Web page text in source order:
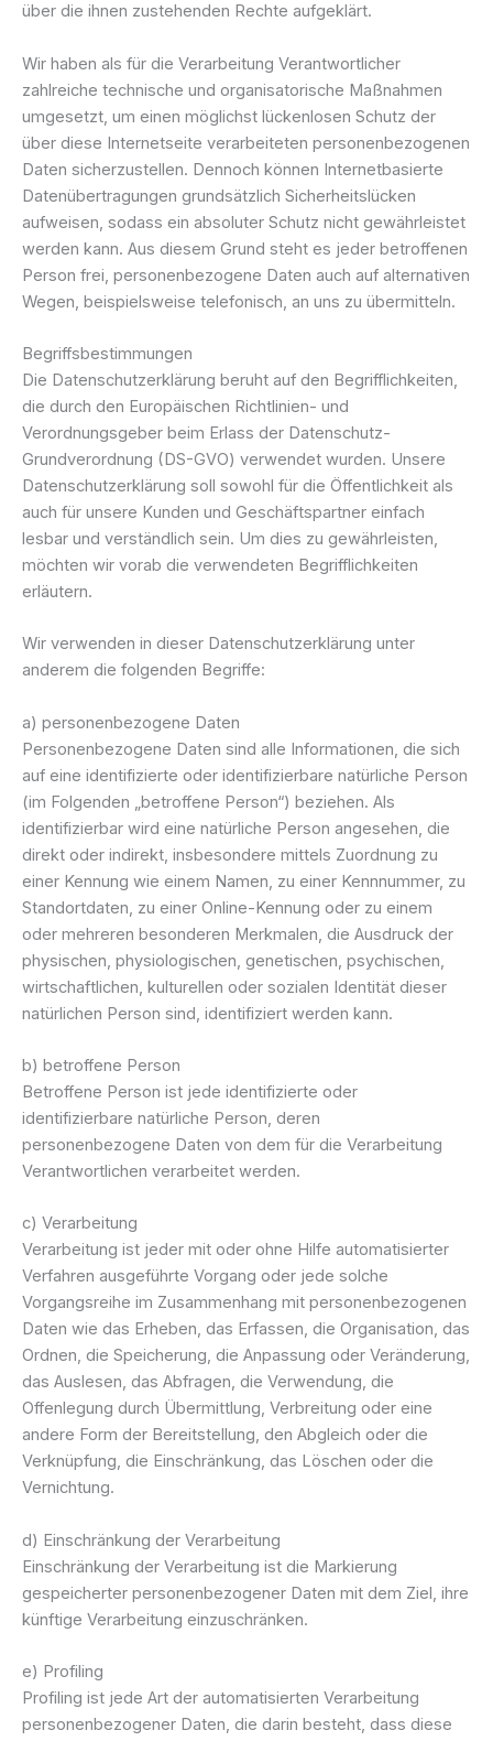
über die ihnen zustehenden Rechte aufgeklärt.
Wir haben als für die Verarbeitung Verantwortlicher
zahlreiche technische und organisatorische Maßnahmen
umgesetzt, um einen möglichst lückenlosen Schutz der
über diese Internetseite verarbeiteten personenbezogenen
Daten sicherzustellen. Dennoch können Internetbasierte
Datenübertragungen grundsätzlich Sicherheitslücken
aufweisen, sodass ein absoluter Schutz nicht gewährleistet
werden kann. Aus diesem Grund steht es jeder betroffenen
Person frei, personenbezogene Daten auch auf alternativen
Wegen, beispielsweise telefonisch, an uns zu übermitteln.
Begriffsbestimmungen
Die Datenschutzerklärung beruht auf den Begrifflichkeiten,
die durch den Europäischen Richtlinien- und
Verordnungsgeber beim Erlass der Datenschutz-
Grundverordnung (DS-GVO) verwendet wurden. Unsere
Datenschutzerklärung soll sowohl für die Öffentlichkeit als
auch für unsere Kunden und Geschäftspartner einfach
lesbar und verständlich sein. Um dies zu gewährleisten,
möchten wir vorab die verwendeten Begrifflichkeiten
erläutern.
Wir verwenden in dieser Datenschutzerklärung unter
anderem die folgenden Begriffe:
a) personenbezogene Daten
Personenbezogene Daten sind alle Informationen, die sich
auf eine identifizierte oder identifizierbare natürliche Person
(im Folgenden „betroffene Person“) beziehen. Als
identifizierbar wird eine natürliche Person angesehen, die
direkt oder indirekt, insbesondere mittels Zuordnung zu
einer Kennung wie einem Namen, zu einer Kennnummer, zu
Standortdaten, zu einer Online-Kennung oder zu einem
oder mehreren besonderen Merkmalen, die Ausdruck der
physischen, physiologischen, genetischen, psychischen,
wirtschaftlichen, kulturellen oder sozialen Identität dieser
natürlichen Person sind, identifiziert werden kann.
b) betroffene Person
Betroffene Person ist jede identifizierte oder
identifizierbare natürliche Person, deren
personenbezogene Daten von dem für die Verarbeitung
Verantwortlichen verarbeitet werden.
c) Verarbeitung
Verarbeitung ist jeder mit oder ohne Hilfe automatisierter
Verfahren ausgeführte Vorgang oder jede solche
Vorgangsreihe im Zusammenhang mit personenbezogenen
Daten wie das Erheben, das Erfassen, die Organisation, das
Ordnen, die Speicherung, die Anpassung oder Veränderung,
das Auslesen, das Abfragen, die Verwendung, die
Offenlegung durch Übermittlung, Verbreitung oder eine
andere Form der Bereitstellung, den Abgleich oder die
Verknüpfung, die Einschränkung, das Löschen oder die
Vernichtung.
d) Einschränkung der Verarbeitung
Einschränkung der Verarbeitung ist die Markierung
gespeicherter personenbezogener Daten mit dem Ziel, ihre
künftige Verarbeitung einzuschränken.
e) Profiling
Profiling ist jede Art der automatisierten Verarbeitung
personenbezogener Daten, die darin besteht, dass diese